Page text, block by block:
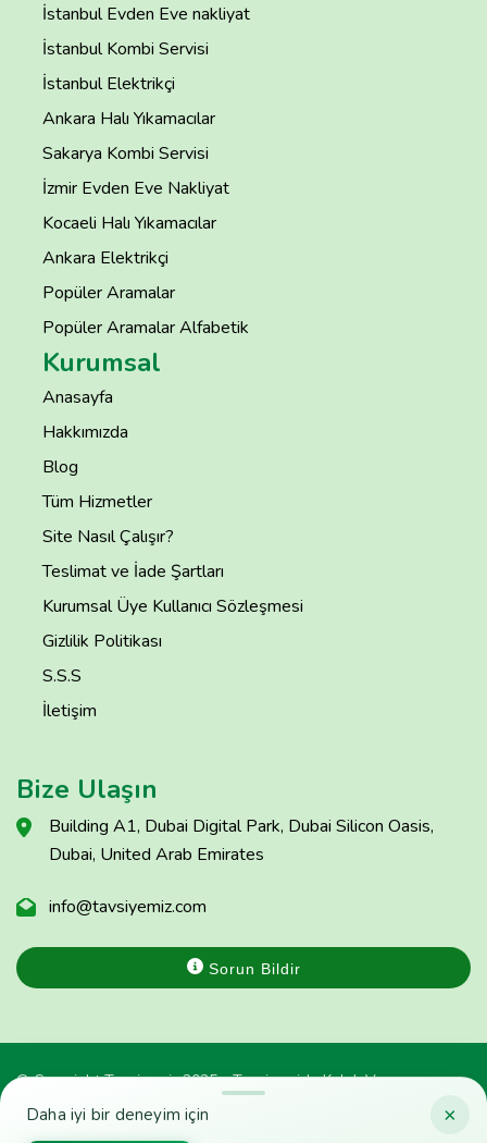
×
Daha iyi bir deneyim için
İstanbul Evden Eve nakliyat
İstanbul Kombi Servisi
İstanbul Elektrikçi
Ankara Halı Yıkamacılar
Sakarya Kombi Servisi
İzmir Evden Eve Nakliyat
Kocaeli Halı Yıkamacılar
Ankara Elektrikçi
Popüler Aramalar
Popüler Aramalar Alfabetik
Kurumsal
Anasayfa
Hakkımızda
Blog
Tüm Hizmetler
Site Nasıl Çalışır?
Teslimat ve İade Şartları
Kurumsal Üye Kullanıcı Sözleşmesi
Gizlilik Politikası
S.S.S
İletişim
Bize Ulaşın
Building A1, Dubai Digital Park, Dubai Silicon Oasis,
Dubai, United Arab Emirates
info@tavsiyemiz.com
Sorun Bildir
© Copyright Tavsiyemiz 2025 - Tavsiyemiz'e Kulak Ver